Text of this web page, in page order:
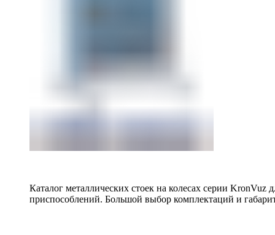
Каталог металлических стоек на колесах серии KronVuz
приспособлений. Большой выбор комплектаций и